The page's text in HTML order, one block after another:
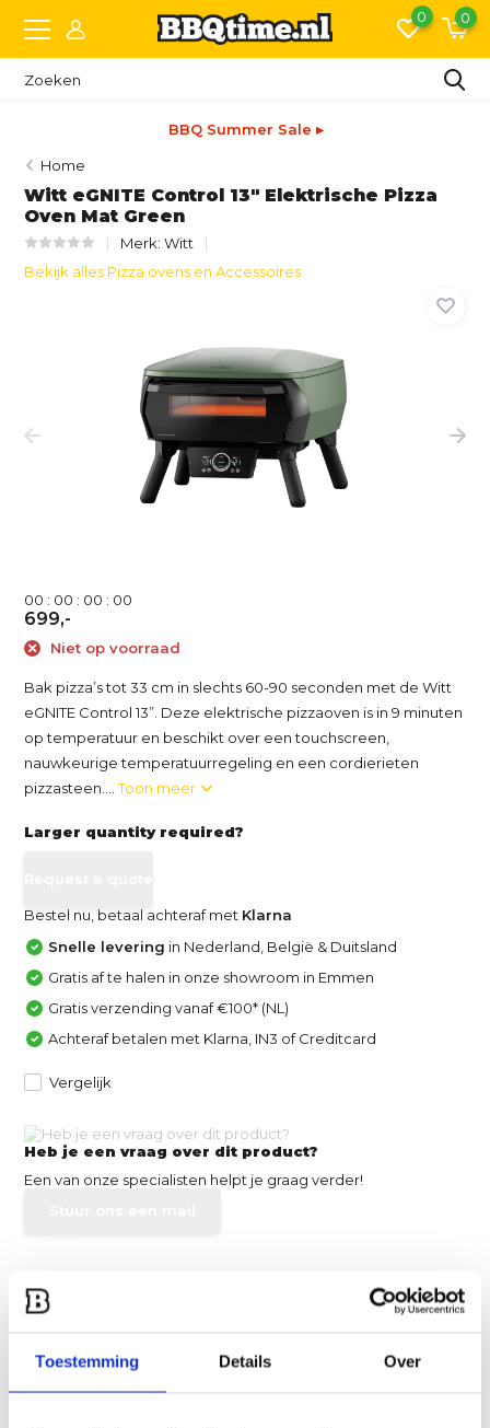
Toestemming Details Over
0 0
BBQ Summer Sale ▸
Home
Witt eGNITE Control 13" Elektrische Pizza
Oven Mat Green
Merk:Witt
Bekijk alles Pizza ovens en Accessoires
00 : 00 : 00 : 00
699,-
Niet op voorraad
Bak pizza’s tot 33 cm in slechts 60-90 seconden met de Witt
eGNITE Control 13”. Deze elektrische pizzaoven is in 9 minuten
op temperatuur en beschikt over een touchscreen,
nauwkeurige temperatuurregeling en een cordierieten
pizzasteen....Toon meer
Larger quantity required?
Bestel nu, betaal achteraf met Klarna
Snelle levering in Nederland, België & Duitsland
Gratis af te halen in onze showroom in Emmen
Gratis verzending vanaf €100* (NL)
Achteraf betalen met Klarna, IN3 of Creditcard
Vergelijk
Heb je een vraag over dit product?
Een van onze specialisten helpt je graag verder!
Productomschrijving